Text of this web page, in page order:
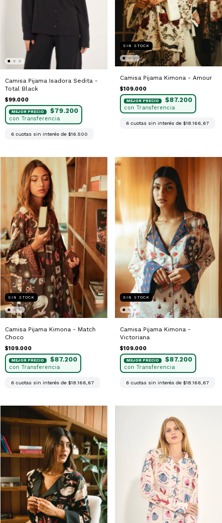
Camisa Pijama Isadora Sedita -
Total Black
$99.000
$79.200
6 cuotas sin interés de $16.500
SIN STOCK
Camisa Pijama Kimona - Amour
$109.000
$87.200
6 cuotas sin interés de $18.166,67
SIN STOCK
Camisa Pijama Kimona - Match
Choco
$109.000
$87.200
6 cuotas sin interés de $18.166,67
SIN STOCK
Camisa Pijama Kimona -
Victoriana
$109.000
$87.200
6 cuotas sin interés de $18.166,67